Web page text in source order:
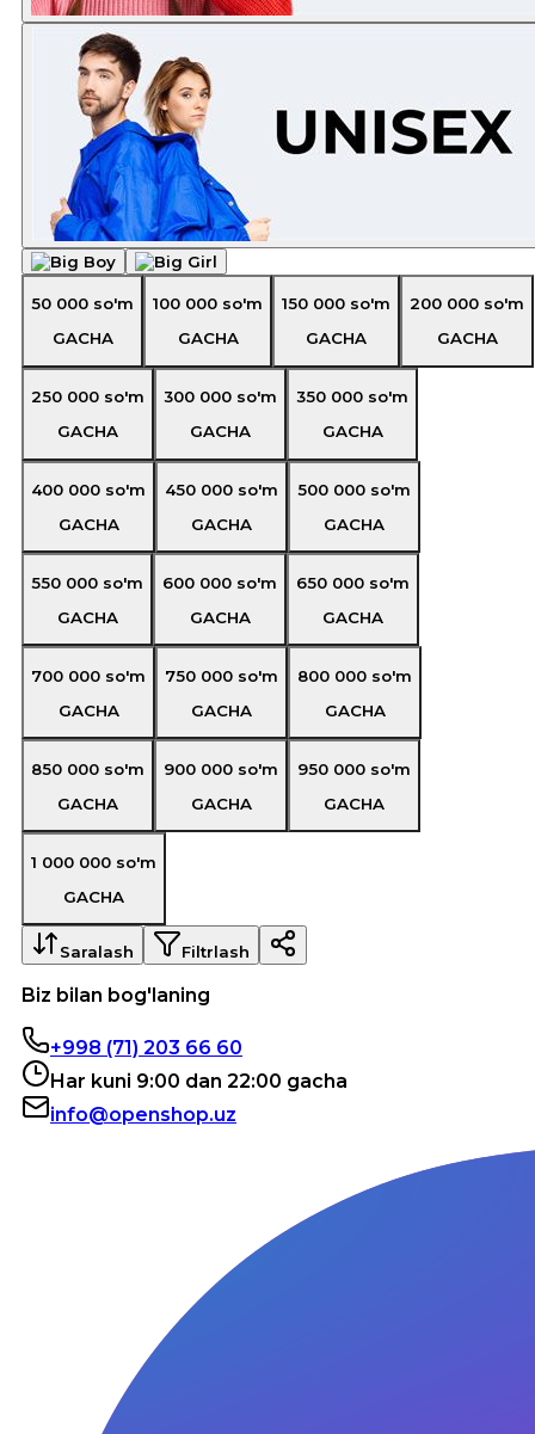
50 000 so'm
GACHA
100 000 so'm
GACHA
150 000 so'm
GACHA
200 000 so'm
GACHA
250 000 so'm
GACHA
300 000 so'm
GACHA
350 000 so'm
GACHA
400 000 so'm
GACHA
450 000 so'm
GACHA
500 000 so'm
GACHA
550 000 so'm
GACHA
600 000 so'm
GACHA
650 000 so'm
GACHA
700 000 so'm
GACHA
750 000 so'm
GACHA
800 000 so'm
GACHA
850 000 so'm
GACHA
900 000 so'm
GACHA
950 000 so'm
GACHA
1 000 000 so'm
GACHA
Saralash Filtrlash
Biz bilan bog'laning
+998 (71) 203 66 60
Har kuni 9:00 dan 22:00 gacha
info@openshop.uz